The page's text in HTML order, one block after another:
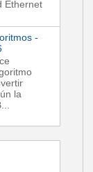
Ethernet
-
la